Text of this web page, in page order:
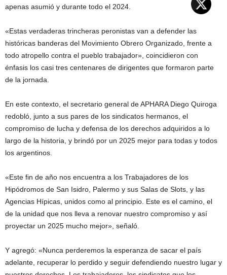
apenas asumió y durante todo el 2024.
«Estas verdaderas trincheras peronistas van a defender las
históricas banderas del Movimiento Obrero Organizado, frente a
todo atropello contra el pueblo trabajador», coincidieron con
énfasis los casi tres centenares de dirigentes que formaron parte
de la jornada.
En este contexto, el secretario general de APHARA Diego Quiroga
redobló, junto a sus pares de los sindicatos hermanos, el
compromiso de lucha y defensa de los derechos adquiridos a lo
largo de la historia, y brindó por un 2025 mejor para todas y todos
los argentinos.
«Este fin de año nos encuentra a los Trabajadores de los
Hipódromos de San Isidro, Palermo y sus Salas de Slots, y las
Agencias Hípicas, unidos como al principio. Este es el camino, el
de la unidad que nos lleva a renovar nuestro compromiso y así
proyectar un 2025 mucho mejor», señaló.
Y agregó: «Nunca perderemos la esperanza de sacar el país
adelante, recuperar lo perdido y seguir defendiendo nuestro lugar y